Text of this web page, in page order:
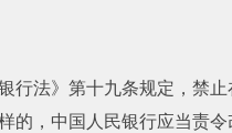
行法》第十九条规定，禁
的，中国人民银行应当责